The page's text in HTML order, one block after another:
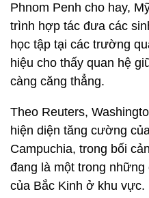
Phnom Penh cho hay,
trình hợp tác đưa các
học tập tại các trường
hiệu cho thấy quan hệ
càng căng thẳng.
Theo Reuters,
hiện diện tăng cường
Campuchia, trong bối
đang là một trong
của Bắc Kinh ở khu vực.